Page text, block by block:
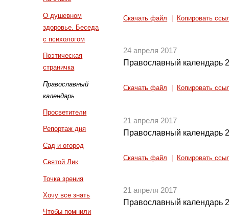
О душевном
здоровье. Беседа
с психологом
Поэтическая
страничка
Православный
календарь
Просветители
Репортаж дня
Сад и огород
Святой Лик
Точка зрения
Хочу все знать
Чтобы помнили
Скачать файл Копировать
24 апреля 2017
Православный календарь
Скачать файл Копировать
21 апреля 2017
Православный календарь
Скачать файл Копировать
21 апреля 2017
Православный календарь